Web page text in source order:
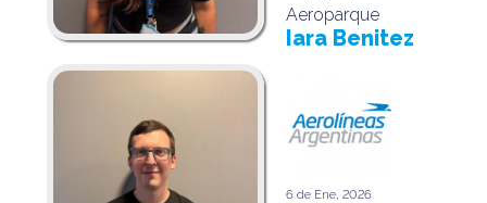
Aeroparque
Iara Benitez
6 de Ene, 2026